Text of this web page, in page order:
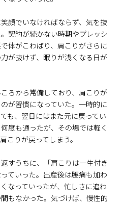
顔でいなければならず、気を抜
契約が続かない時期やプレッシ
体がこわばり、肩こりがさらに
が抜けず、眠りが浅くなる日が
ろから常備しており、肩こりが
が習慣になっていた。一時的に
も、翌日にはまた元に戻ってい
度も通ったが、その場では軽く
こりが戻ってしまう。
すうちに、「肩こりは一生付き
ていった。出産後は腰痛も加わ
なっていったが、忙しさに追わ
もなかった。気づけば、慢性的